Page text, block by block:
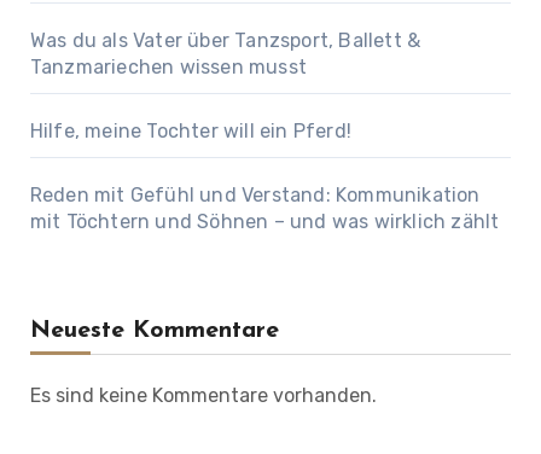
Was du als Vater über Tanzsport, Ballett &
Tanzmariechen wissen musst
Hilfe, meine Tochter will ein Pferd!
Reden mit Gefühl und Verstand: Kommunikation
mit Töchtern und Söhnen – und was wirklich zählt
Neueste Kommentare
Es sind keine Kommentare vorhanden.